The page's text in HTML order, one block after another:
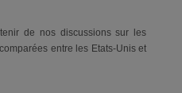
de nos discussions sur les
entre les Etats-Unis et